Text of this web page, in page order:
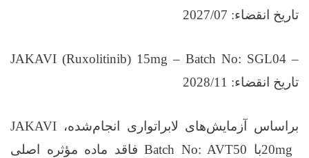
تاریخ انقضاء: 2027/07
JAKAVI (Ruxolitinib) 15mg – Batch No: SGL04 –
تاریخ انقضاء: 2028/11
براساس آزمایش‌های لابراتواری انجام‌شده، JAKAVI
20mgبا Batch No: AVT50 فاقد ماده مؤثره اصلی